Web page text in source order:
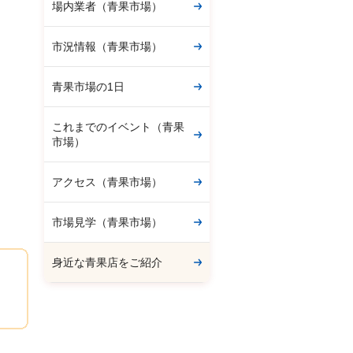
場内業者（青果市場）
市況情報（青果市場）
青果市場の1日
これまでのイベント（青果
市場）
アクセス（青果市場）
市場見学（青果市場）
身近な青果店をご紹介